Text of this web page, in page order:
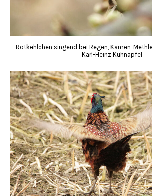
Rotkehlchen singend bei Regen, Kamen-
Karl-Heinz Kühnapfel